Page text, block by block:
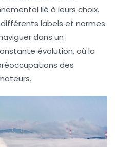
lié à leurs choix.
labels et normes
dans un
évolution, où la
des